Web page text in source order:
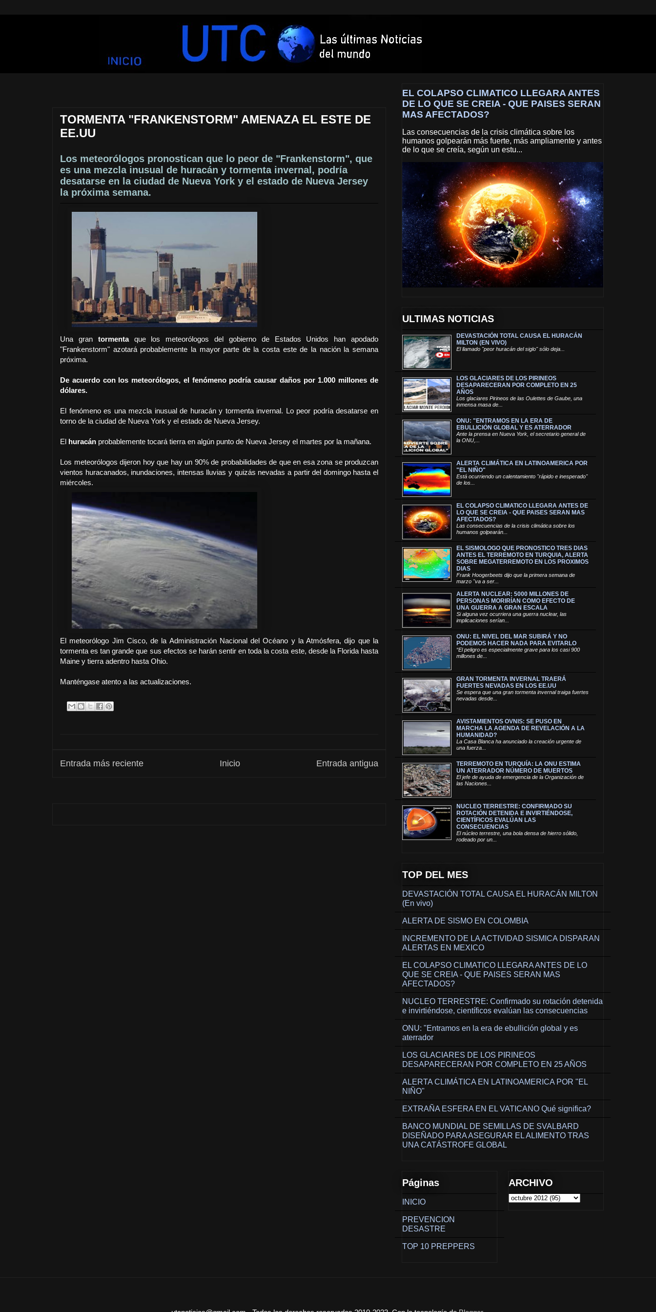
TORMENTA "FRANKENSTORM" AMENAZA EL ESTE DE
EE.UU
Los meteorólogos pronostican que lo peor de "Frankenstorm", que
es una mezcla inusual de huracán y tormenta invernal, podría
desatarse en la ciudad de Nueva York y el estado de Nueva Jersey
la próxima semana.
Una gran tormentaque los meteorólogos del gobierno de Estados Unidos han apodado
"Frankenstorm" azotará probablemente la mayor parte de la costa este de la nación la semana
próxima.
De acuerdo con los meteorólogos, el fenómeno podría causar daños por 1.000 millones de
dólares.
El fenómeno es una mezcla inusual de huracán y tormenta invernal. Lo peor podría desatarse en
torno de la ciudad de Nueva York y el estado de Nueva Jersey.
El huracán probablemente tocará tierra en algún punto de Nueva Jersey el martes por la mañana.
Los meteorólogos dijeron hoy que hay un 90% de probabilidades de que en esa zona se produzcan
vientos huracanados, inundaciones, intensas lluvias y quizás nevadas a partir del domingo hasta el
miércoles.
El meteorólogo Jim Cisco, de la Administración Nacional del Océano y la Atmósfera, dijo que la
tormenta es tan grande que sus efectos se harán sentir en toda la costa este, desde la Florida hasta
Maine y tierra adentro hasta Ohio.
Manténgase atento a las actualizaciones.
Entrada más reciente Entrada antigua
Inicio
EL COLAPSO CLIMATICO LLEGARA ANTES
DE LO QUE SE CREIA - QUE PAISES SERAN
MAS AFECTADOS?
Las consecuencias de la crisis climática sobre los
humanos golpearán más fuerte, más ampliamente y antes
de lo que se creía, según un estu...
ULTIMAS NOTICIAS
DEVASTACIÓN TOTAL CAUSA EL HURACÁN
MILTON (EN VIVO)
El llamado "peor huracán del siglo" sólo deja...
LOS GLACIARES DE LOS PIRINEOS
DESAPARECERAN POR COMPLETO EN 25
AÑOS
Los glaciares Pirineos de las Oulettes de Gaube, una
inmensa masa de...
ONU: "ENTRAMOS EN LA ERA DE
EBULLICIÓN GLOBAL Y ES ATERRADOR
Ante la prensa en Nueva York, el secretario general de
la ONU,...
ALERTA CLIMÁTICA EN LATINOAMERICA POR
"EL NIÑO"
Está ocurriendo un calentamiento "rápido e inesperado"
de los...
EL COLAPSO CLIMATICO LLEGARA ANTES DE
LO QUE SE CREIA - QUE PAISES SERAN MAS
AFECTADOS?
Las consecuencias de la crisis climática sobre los
humanos golpearán...
EL SISMOLOGO QUE PRONOSTICO TRES DIAS
ANTES EL TERREMOTO EN TURQUIA, ALERTA
SOBRE MEGATERREMOTO EN LOS PROXIMOS
DIAS
Frank Hoogerbeets dijo que la primera semana de
marzo "va a ser...
ALERTA NUCLEAR: 5000 MILLONES DE
PERSONAS MORIRÍAN COMO EFECTO DE
UNA GUERRA A GRAN ESCALA
Si alguna vez ocurriera una guerra nuclear, las
implicaciones serían...
ONU: EL NIVEL DEL MAR SUBIRÁ Y NO
PODEMOS HACER NADA PARA EVITARLO
“El peligro es especialmente grave para los casi 900
millones de...
GRAN TORMENTA INVERNAL TRAERÁ
FUERTES NEVADAS EN LOS EE.UU
Se espera que una gran tormenta invernal traiga fuertes
nevadas desde...
AVISTAMIENTOS OVNIS: SE PUSO EN
MARCHA LA AGENDA DE REVELACIÓN A LA
HUMANIDAD?
La Casa Blanca ha anunciado la creación urgente de
una fuerza...
TERREMOTO EN TURQUÍA: LA ONU ESTIMA
UN ATERRADOR NÚMERO DE MUERTOS
El jefe de ayuda de emergencia de la Organización de
las Naciones...
NUCLEO TERRESTRE: CONFIRMADO SU
ROTACIÓN DETENIDA E INVIRTIÉNDOSE,
CIENTÍFICOS EVALÚAN LAS
CONSECUENCIAS
El núcleo terrestre, una bola densa de hierro sólido,
rodeado por un...
TOP DEL MES
DEVASTACIÓN TOTAL CAUSA EL HURACÁN MILTON
(En vivo)
ALERTA DE SISMO EN COLOMBIA
INCREMENTO DE LA ACTIVIDAD SISMICA DISPARAN
ALERTAS EN MEXICO
EL COLAPSO CLIMATICO LLEGARA ANTES DE LO
QUE SE CREIA - QUE PAISES SERAN MAS
AFECTADOS?
NUCLEO TERRESTRE: Confirmado su rotación detenida
e invirtiéndose, científicos evalúan las consecuencias
ONU: "Entramos en la era de ebullición global y es
aterrador
LOS GLACIARES DE LOS PIRINEOS
DESAPARECERAN POR COMPLETO EN 25 AÑOS
ALERTA CLIMÁTICA EN LATINOAMERICA POR "EL
NIÑO"
EXTRAÑA ESFERA EN EL VATICANO Qué significa?
BANCO MUNDIAL DE SEMILLAS DE SVALBARD
DISEÑADO PARA ASEGURAR EL ALIMENTO TRAS
UNA CATÁSTROFE GLOBAL
Páginas
INICIO
PREVENCION
DESASTRE
TOP 10 PREPPERS
ARCHIVO